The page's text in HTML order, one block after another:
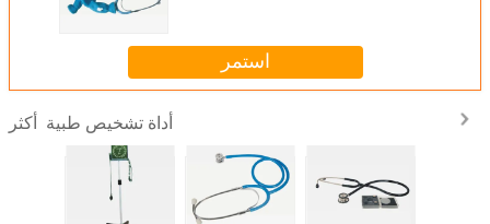
استمر
أداة تشخيص طبية